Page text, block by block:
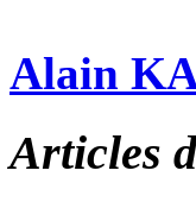
Alain
Articles